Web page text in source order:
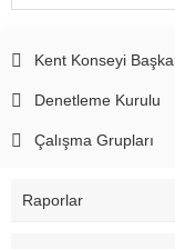
Kent Konseyi
Denetleme Kurulu
Çalışma Grupları
Raporlar